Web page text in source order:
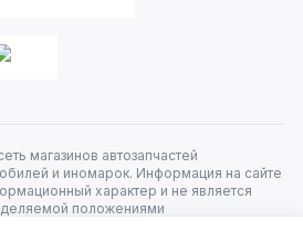
магазинов автозапчастей
и иномарок. Информация на сайте
характер и не является
положениями